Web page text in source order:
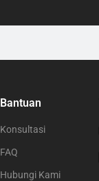
Bantuan
Konsultasi
FAQ
Hubungi Kami